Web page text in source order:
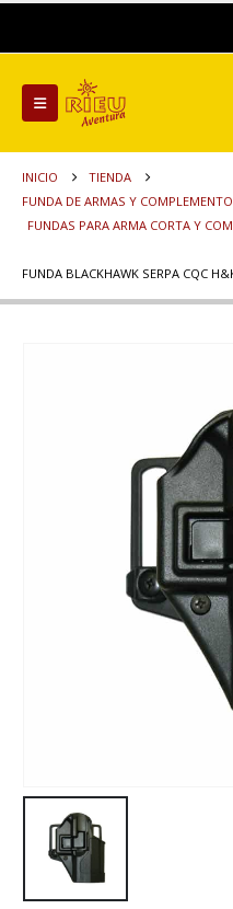
INICIO
TIENDA
FUNDA DE ARMAS Y
FUNDAS PARA ARMA CORTA Y
FUNDA BLACKHAWK SERPA CQC